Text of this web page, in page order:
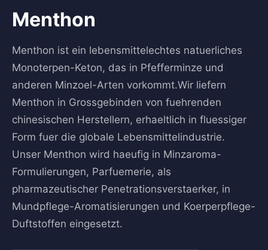
Menthon
Menthon ist ein lebensmittelechtes natuerliches
Monoterpen-Keton, das in Pfefferminze und
anderen Minzoel-Arten vorkommt.Wir liefern
Menthon in Grossgebinden von fuehrenden
chinesischen Herstellern, erhaeltlich in fluessiger
Form fuer die globale Lebensmittelindustrie.
Unser Menthon wird haeufig in Minzaroma-
Formulierungen, Parfuemerie, als
pharmazeutischer Penetrationsverstaerker, in
Mundpflege-Aromatisierungen und Koerperpflege-
Duftstoffen eingesetzt.